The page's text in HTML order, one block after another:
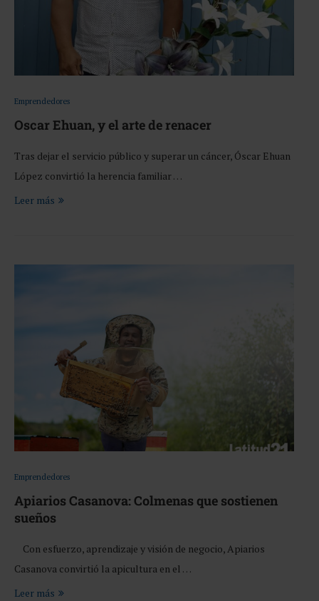
Emprendedores
Oscar Ehuan, y el arte de renacer
Tras dejar el servicio público y superar un cáncer, Óscar Ehuan
López convirtió la herencia familiar …
Leer más
Emprendedores
Apiarios Casanova: Colmenas que sostienen
sueños
Con esfuerzo, aprendizaje y visión de negocio, Apiarios
Casanova convirtió la apicultura en el …
Leer más